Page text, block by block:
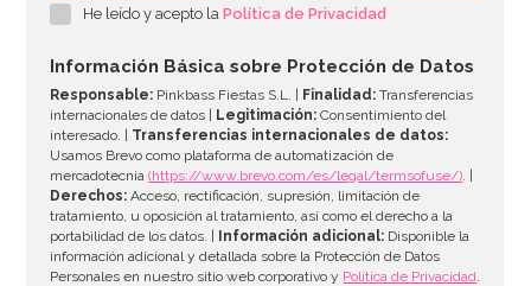
AÑADIR
He leído y acepto laPolítica de Privacidad
Información Básica sobre Protección de Datos
Responsable: Pinkbass Fiestas S.L. | Finalidad: Transferencias
internacionales de datos |
Legitimación: Consentimiento del
interesado. | Transferencias internacionales de datos:
Usamos Brevo como plataforma de automatización de
mercadotecnia(https://www.brevo.com/es/legal/termsofuse/). |
Derechos: Acceso, rectificación, supresión, limitación de
tratamiento, u oposición al tratamiento, así como el derecho a la
portabilidad de los datos. |
Información adicional: Disponible la
información adicional y detallada sobre la Protección de Datos
Personales en nuestro sitio web corporativo y Política de Privacidad.